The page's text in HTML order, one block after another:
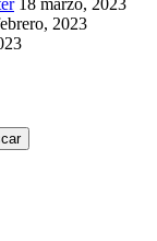
18 marzo, 2023
2023